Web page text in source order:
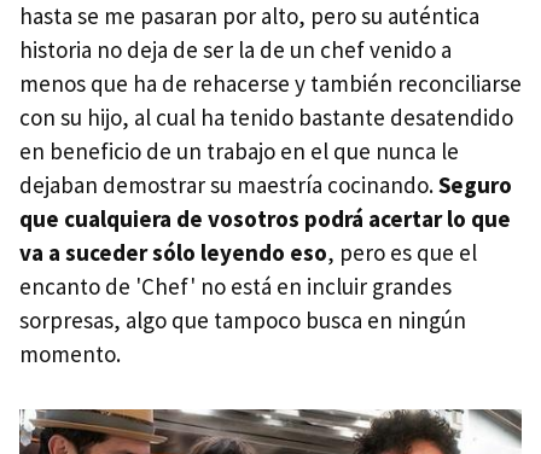
hasta se me pasaran por alto, pero su auténtica
historia no deja de ser la de un chef venido a
menos que ha de rehacerse y también reconciliarse
con su hijo, al cual ha tenido bastante desatendido
en beneficio de un trabajo en el que nunca le
dejaban demostrar su maestría cocinando.Seguro
que cualquiera de vosotros podrá acertar lo que
va a suceder sólo leyendo eso, pero es que el
encanto de 'Chef' no está en incluir grandes
sorpresas, algo que tampoco busca en ningún
momento.